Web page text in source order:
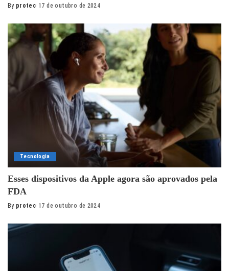
Posted
By protec 17 de outubro de 2024
Tecnologia
Esses dispositivos da Apple agora são aprovados pela
FDA
Posted
By protec 17 de outubro de 2024